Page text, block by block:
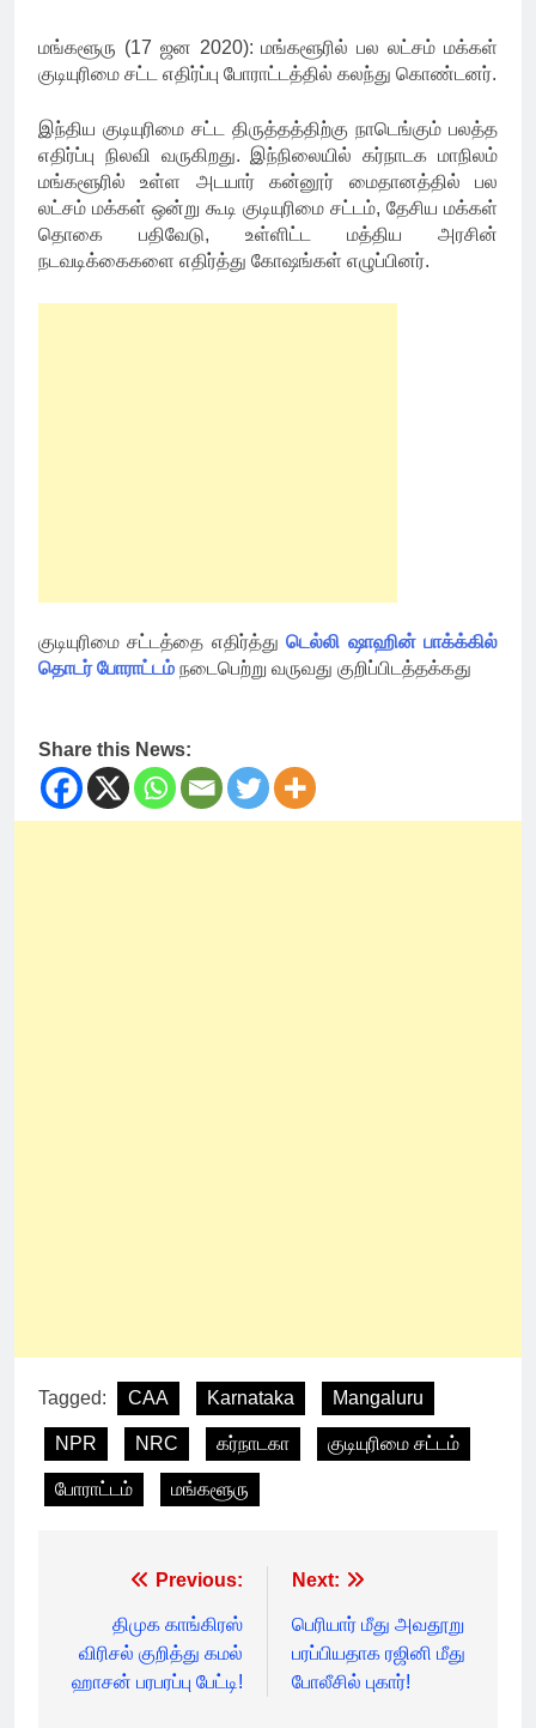
மங்களூரு (17 ஜன 2020): மங்களூரில் பல லட்சம் மக்கள்
குடியுரிமை சட்ட எதிர்ப்பு போராட்டத்தில் கலந்து கொண்டனர்.
இந்திய குடியுரிமை சட்ட திருத்தத்திற்கு நாடெங்கும் பலத்த
எதிர்ப்பு நிலவி வருகிறது. இந்நிலையில் கர்நாடக மாநிலம்
மங்களூரில் உள்ள அடயார் கன்னூர் மைதானத்தில் பல
லட்சம் மக்கள் ஒன்று கூடி குடியுரிமை சட்டம், தேசிய மக்கள்
தொகை பதிவேடு, உள்ளிட்ட மத்திய அரசின்
நடவடிக்கைகளை எதிர்த்து கோஷங்கள் எழுப்பினர்.
குடியுரிமை சட்டத்தை எதிர்த்துடெல்லி ஷாஹின் பாக்க்கில்
தொடர் போராட்டம் நடைபெற்று வருவது குறிப்பிடத்தக்கது
Share this News:
Tagged: CAA Karnataka Mangaluru
NPR NRC கர்நாடகா குடியுரிமை சட்டம்
போராட்டம் மங்களூரு
navigation
Previous:
திமுக காங்கிரஸ்
விரிசல் குறித்து கமல்
ஹாசன் பரபரப்பு பேட்டி!
Next:
பெரியார் மீது அவதூறு
பரப்பியதாக ரஜினி மீது
போலீசில் புகார்!